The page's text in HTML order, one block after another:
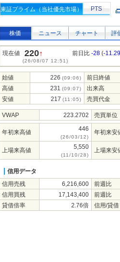
東証プライム（当社優先市場） PTS
株価 ニュース チャート 評
現在値 220↑
(26/08/07 12:51)
前日比 -28 (-
始値 226 (09:06)
前日終値
高値
231 (09:07)
出来高
安値
217 (11:05) 売買代金
VWAP 223.2702 売買単位
年初来高値 446
(26/03/12)
年初来安
上場来高値 5,550
(11/10/28)
上場来安
信用データ
信用売残
6,216,600
前週比
信用買残
17,143,400
前週比
貸借倍率
2.76倍 信用/貸借